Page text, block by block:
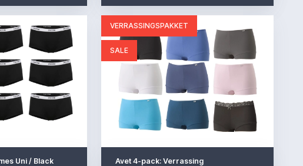
Uni / Black
VERRASSINGSPAKKET
SALE
Avet 4-pack: Verrassing